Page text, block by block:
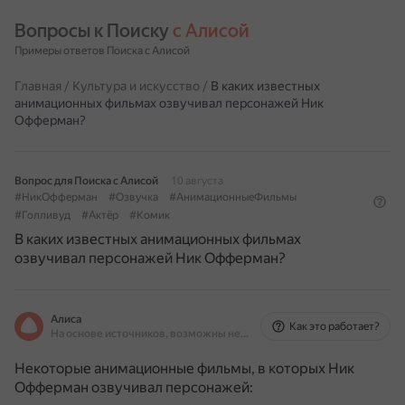
Вопросы к Поиску с Алисой
Примеры ответов Поиска с Алисой
Главная / Культура и искусство / В каких известных
анимационных фильмах озвучивал персонажей Ник
Офферман?
Вопрос для Поиска с Алисой
10 августа
#НикОфферман
#Озвучка
#АнимационныеФильмы
#Голливуд
#Актёр #Комик
В каких известных анимационных фильмах
озвучивал персонажей Ник Офферман?
Алиса
На основе источников, возможны неточности
Как это работает?
Некоторые анимационные фильмы, в которых Ник
Офферман озвучивал персонажей: